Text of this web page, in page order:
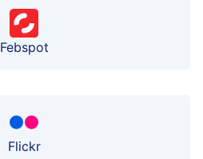
Febspot
Flickr